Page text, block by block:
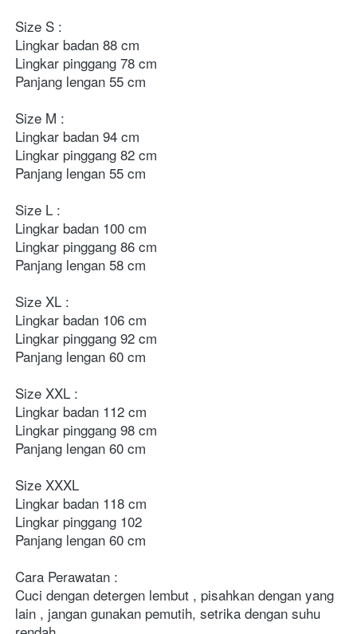
Size S :
Lingkar badan 88 cm
Lingkar pinggang 78 cm
Panjang lengan 55 cm
Size M :
Lingkar badan 94 cm
Lingkar pinggang 82 cm
Panjang lengan 55 cm
Size L :
Lingkar badan 100 cm
Lingkar pinggang 86 cm
Panjang lengan 58 cm
Size XL :
Lingkar badan 106 cm
Lingkar pinggang 92 cm
Panjang lengan 60 cm
Size XXL :
Lingkar badan 112 cm
Lingkar pinggang 98 cm
Panjang lengan 60 cm
Size XXXL
Lingkar badan 118 cm
Lingkar pinggang 102
Panjang lengan 60 cm
Cara Perawatan :
Cuci dengan detergen lembut , pisahkan dengan yang
lain , jangan gunakan pemutih, setrika dengan suhu